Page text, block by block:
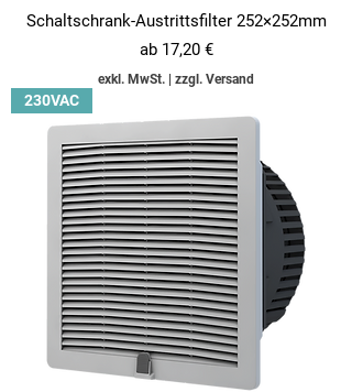
Schaltschrank-Austrittsfilter 252×252mm
ab 17,20 €
Sale-Preis
exkl. MwSt. zzgl. Versand
230VAC